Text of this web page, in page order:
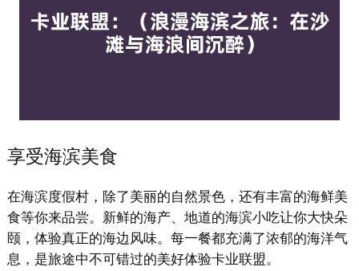
享受海滨美食
在海滨度假村，除了美丽的自然景色，还有丰富的海鲜美
食等你来品尝。新鲜的海产、地道的海滨小吃让你大快朵
颐，体验真正的海边风味。每一餐都充满了浓郁的海洋气
息，是旅途中不可错过的美好体验卡业联盟。